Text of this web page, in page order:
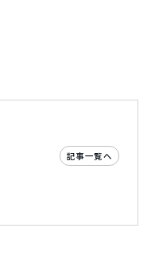
記事一覧へ